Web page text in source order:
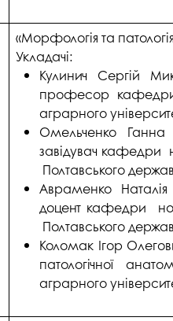
«Морфологія та
Укладачі:
Кулинич Сергій
професор кафедри
аграрного
Омельченко Ганна
завідувач кафедри
Полтавського
Авраменко
доцент кафедри
Полтавського
Коломак Ігор
патологічної
аграрного